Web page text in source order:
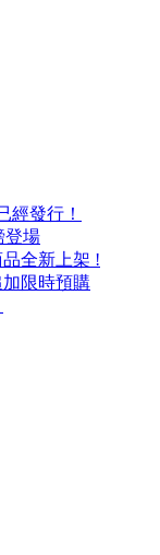
經發行！
登場
全新上架 !
限時預購